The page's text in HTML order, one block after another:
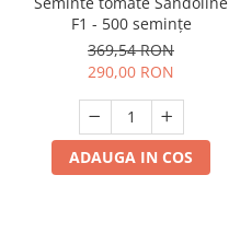
F1 - 500 semințe
369,54 RON
290,00 RON
ADAUGA IN COS